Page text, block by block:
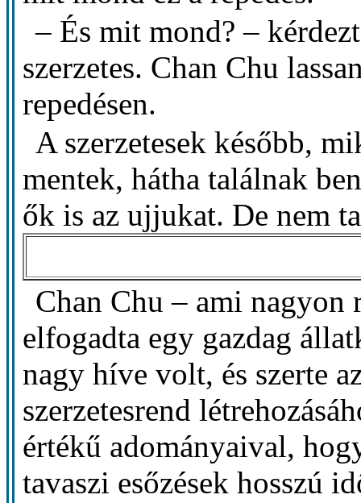
– És mit mond? –
szerzetes. Chan Chu
repedésen.
A szerzetesek később,
mentek, hátha találnak
ők is az ujjukat. De nem
Chan Chu – ami
elfogadta egy gazdag
nagy híve volt, és szerte
szerzetesrend
értékű adományaival,
tavaszi esőzések hosszú